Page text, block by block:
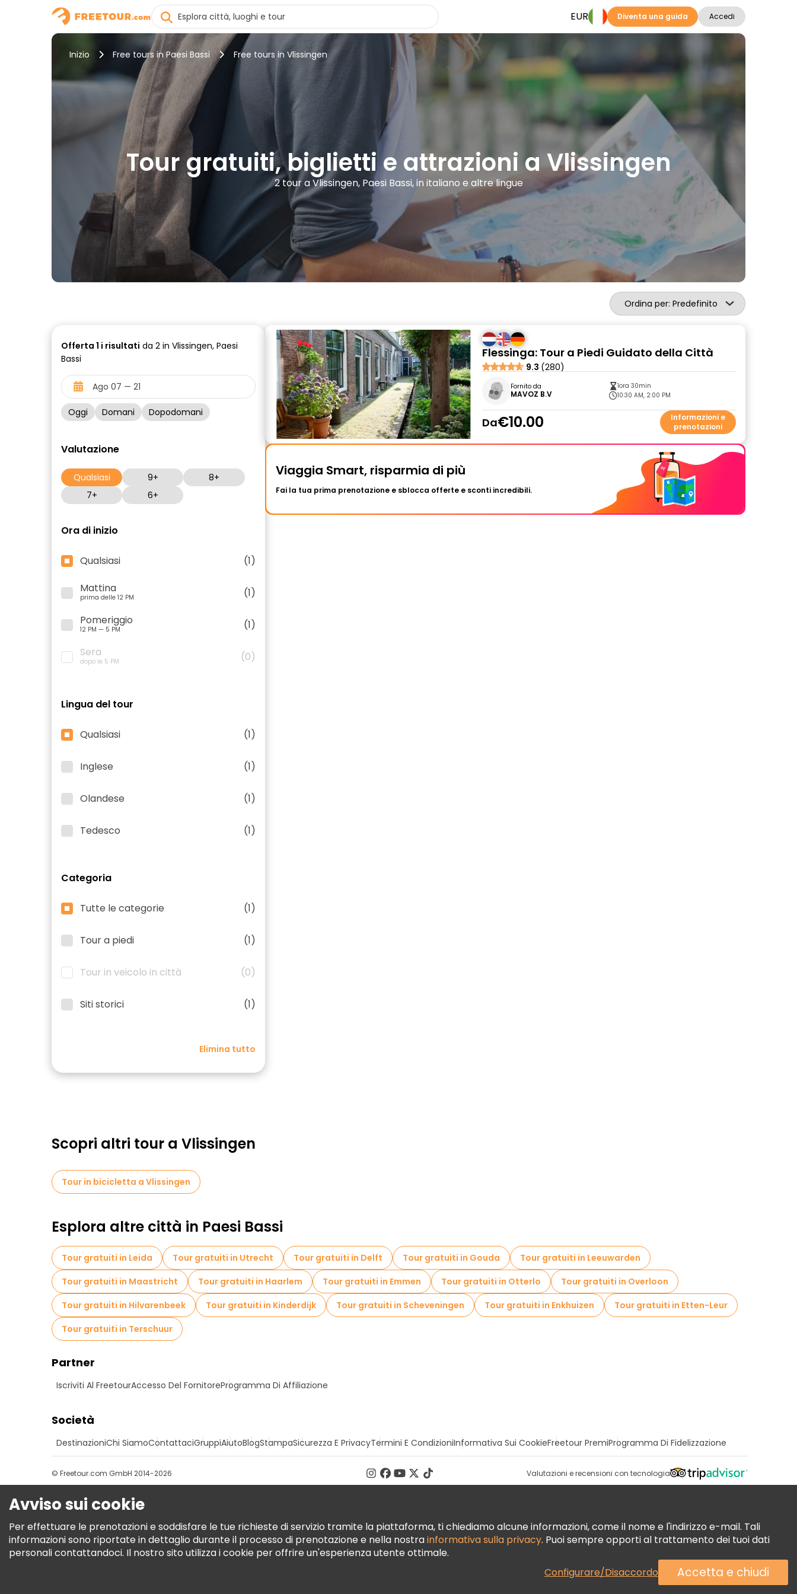
EUR Diventa una guida Accedi
Inizio Free tours in Paesi Bassi Free tours in Vlissingen
Tour gratuiti, biglietti e attrazioni a Vlissingen
2 tour a Vlissingen, Paesi Bassi, in italiano e altre lingue
Ordina per: Predefinito
Offerta 1 i risultati da 2 in Vlissingen, Paesi
Bassi
Oggi Domani Dopodomani
Valutazione
Qualsiasi 9+
8+
7+
6+
Ora di inizio
Qualsiasi
(1)
Mattina
prima delle 12 PM
(1)
Pomeriggio
12 PM — 5 PM
(1)
Sera
dopo le 5 PM (0)
Lingua del tour
Qualsiasi (1)
Inglese (1)
Olandese (1)
Tedesco (1)
Categoria
Tutte le categorie (1)
Tour a piedi (1)
Tour in veicolo in città (0)
Siti storici (1)
Elimina tutto
Flessinga: Tour a Piedi Guidato della Città
9.3 (280)
Fornito da
MAVOZ B.V
1ora 30min
10:30 AM, 2:00 PM
Da€10.00
Informazioni e
prenotazioni
Viaggia Smart, risparmia di più
Fai la tua prima prenotazione e sblocca offerte e sconti incredibili.
Scopri altri tour a Vlissingen
Tour in bicicletta a Vlissingen
Esplora altre città in Paesi Bassi
Tour gratuiti in Leida Tour gratuiti in Utrecht Tour gratuiti in Delft Tour gratuiti in Gouda
Tour gratuiti in Leeuwarden
Tour gratuiti in Maastricht
Tour gratuiti in Haarlem Tour gratuiti in Emmen Tour gratuiti in Otterlo
Tour gratuiti in Overloon
Tour gratuiti in Hilvarenbeek
Tour gratuiti in Kinderdijk Tour gratuiti in Scheveningen Tour gratuiti in Enkhuizen
Tour gratuiti in Etten-Leur
Tour gratuiti in Terschuur
Partner
Iscriviti Al FreetourAccesso Del FornitoreProgramma Di Affiliazione
Società
DestinazioniChi SiamoContattaciGruppiAiutoBlogStampaSicurezza E PrivacyTermini E CondizioniInformativa Sui CookieFreetour PremiProgramma Di Fidelizzazione
Valutazioni e recensioni con tecnologia
© Freetour.com GmbH 2014-2026
Avviso sui cookie
Per effettuare le prenotazioni e soddisfare le tue richieste di servizio tramite la piattaforma, ti chiediamo alcune informazioni, come il nome e l'indirizzo e-mail. Tali
informazioni sono riportate in dettaglio durante il processo di prenotazione e nella nostrainformativa sulla privacy. Puoi sempre opporti al trattamento dei tuoi dati
personali contattandoci. Il nostro sito utilizza i cookie per offrire un'esperienza utente ottimale.
Configurare/Disaccordo
Accetta e chiudi